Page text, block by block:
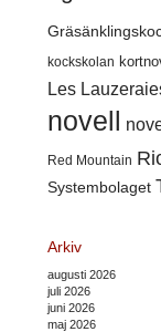
kockskolan
Les
novell
Red Mountain
Systembolaget
Arkiv
augusti 2026
juli 2026
juni 2026
maj 2026